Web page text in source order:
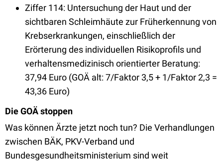
Ziffer 114: Untersuchung der Haut und der
sichtbaren Schleimhäute zur Früherkennung von
Krebserkrankungen, einschließlich der
Erörterung des individuellen Risikoprofils und
verhaltensmedizinisch orientierter Beratung:
37,94 Euro (GOÄ alt: 7/Faktor 3,5 + 1/Faktor 2,3 =
43,36 Euro)
Die GOÄ stoppen
Was können Ärzte jetzt noch tun? Die Verhandlungen
zwischen BÄK, PKV-Verband und
Bundesgesundheitsministerium sind weit